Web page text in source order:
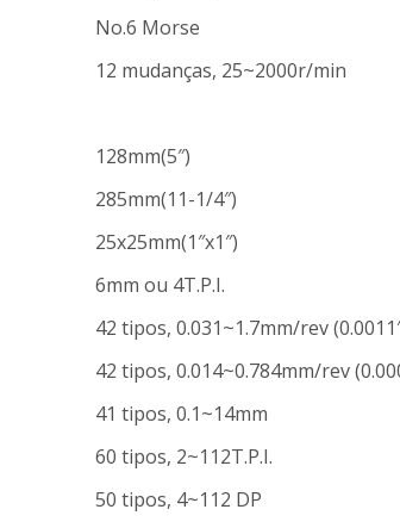
No.6 Morse
12 mudanças, 25~2000r/min
128mm(5″)
285mm(11-1/4″)
25x25mm(1″x1″)
6mm ou 4T.P.I.
42 tipos, 0.031~1.7mm/rev
42 tipos, 0.014~0.784mm/rev
41 tipos, 0.1~14mm
60 tipos, 2~112T.P.I.
50 tipos, 4~112 DP